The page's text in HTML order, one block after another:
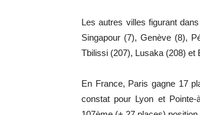
Les autres villes figurant
Singapour (7), Genève (8),
Tbilissi (207), Lusaka (208) et
En France, Paris gagne 17
constat pour Lyon et